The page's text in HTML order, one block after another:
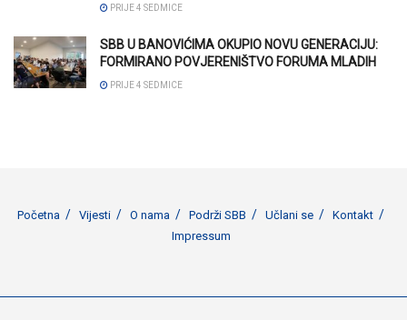
PRIJE 4 SEDMICE
SBB U BANOVIĆIMA OKUPIO NOVU GENERACIJU:
FORMIRANO POVJERENIŠTVO FORUMA MLADIH
PRIJE 4 SEDMICE
Početna Vijesti O nama Podrži SBB Učlani se
Kontakt
Impressum